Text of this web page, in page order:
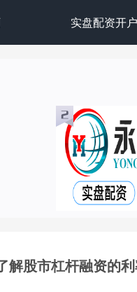
实盘配资开户
解股市杠杆融资的